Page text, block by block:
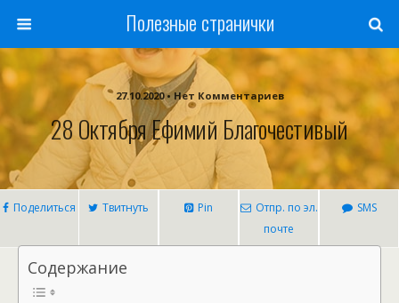
Полезные странички
27.10.2020 • Нет Комментариев
28 Октября Ефимий Благочестивый
Поделиться Твитнуть Pin
Отпр. по эл.
почте
SMS
Содержание